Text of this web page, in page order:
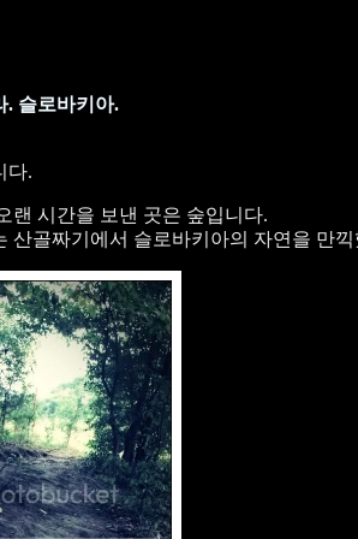
. 슬로바키아.
다.
랜 시간을 보낸 곳은 숲입니다.
산골짜기에서 슬로바키아의 자연을 만